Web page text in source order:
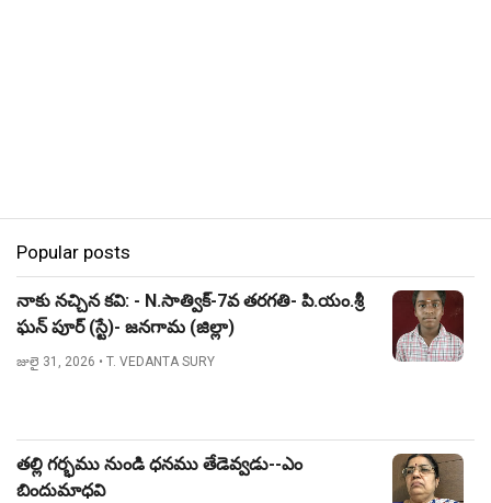
Popular posts
నాకు నచ్చిన కవి: - N.సాత్విక్-7వ తరగతి- పి.యం.శ్రీ
ఘన్ పూర్ (స్టే)- జనగామ (జిల్లా)
జులై 31, 2026 • T. VEDANTA SURY
తల్లి గర్భము నుండి ధనము తేడెవ్వడు--ఎం
బిందుమాధవి